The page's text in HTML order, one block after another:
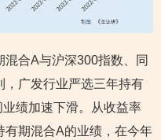
合A与沪深300指数、同
，广发行业严选三年持有
绩加速下滑。从收益率
有期混合A的业绩，在今年